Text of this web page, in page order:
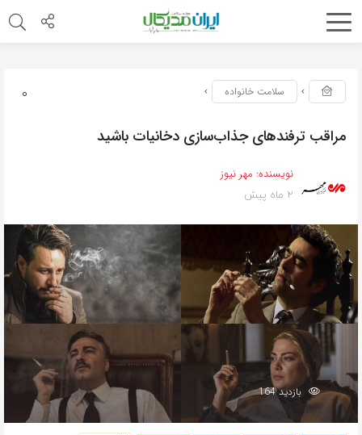
0 سلامت خانواده
مراقب ترفندهای جذاب‌سازی دخانیات باشید
نویسنده: مهر نیوز
2 ماه پیش
بازدید 164